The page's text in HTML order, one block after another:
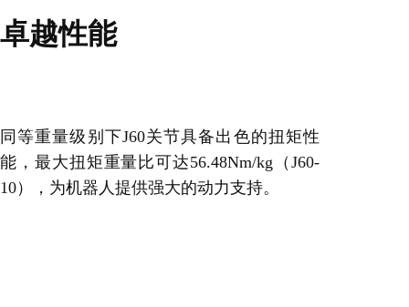
卓越性能
同等重量级别下J60关节具备出色的扭矩性
能，最大扭矩重量比可达56.48Nm/kg（J60-
10），为机器人提供强大的动力支持。